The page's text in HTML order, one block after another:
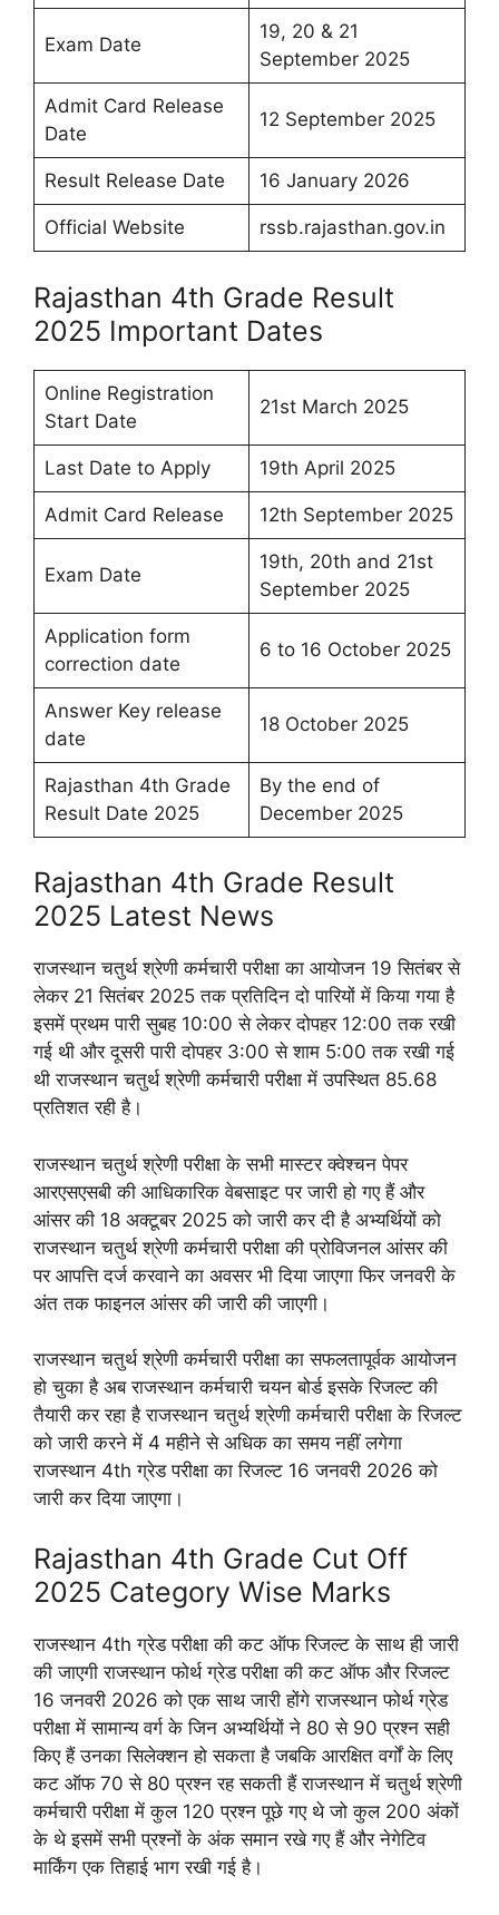
Exam Date
19, 20 & 21
September 2025
Admit Card Release
Date
12 September 2025
Result Release Date 16 January 2026
Official Website rssb.rajasthan.gov.in
Rajasthan 4th Grade Result
2025 Important Dates
Online Registration
Start Date
21st March 2025
Last Date to Apply 19th April 2025
Admit Card Release 12th September 2025
Exam Date
19th, 20th and 21st
September 2025
Application form
correction date
6 to 16 October 2025
Answer Key release
date
18 October 2025
Rajasthan 4th Grade
Result Date 2025
By the end of
December 2025
Rajasthan 4th Grade Result
2025 Latest News
राजस्थान चतुर्थ श्रेणी कर्मचारी परीक्षा का आयोजन 19 सितंबर से
लेकर 21 सितंबर 2025 तक प्रतिदिन दो पारियों में किया गया है
इसमें प्रथम पारी सुबह 10:00 से लेकर दोपहर 12:00 तक रखी
गई थी और दूसरी पारी दोपहर 3:00 से शाम 5:00 तक रखी गई
थी राजस्थान चतुर्थ श्रेणी कर्मचारी परीक्षा में उपस्थित 85.68
प्रतिशत रही है।
राजस्थान चतुर्थ श्रेणी परीक्षा के सभी मास्टर क्वेश्चन पेपर
आरएसएसबी की आधिकारिक वेबसाइट पर जारी हो गए हैं और
आंसर की 18 अक्टूबर 2025 को जारी कर दी है अभ्यर्थियों को
राजस्थान चतुर्थ श्रेणी कर्मचारी परीक्षा की प्रोविजनल आंसर की
पर आपत्ति दर्ज करवाने का अवसर भी दिया जाएगा फिर जनवरी के
अंत तक फाइनल आंसर की जारी की जाएगी।
राजस्थान चतुर्थ श्रेणी कर्मचारी परीक्षा का सफलतापूर्वक आयोजन
हो चुका है अब राजस्थान कर्मचारी चयन बोर्ड इसके रिजल्ट की
तैयारी कर रहा है राजस्थान चतुर्थ श्रेणी कर्मचारी परीक्षा के रिजल्ट
को जारी करने में 4 महीने से अधिक का समय नहीं लगेगा
राजस्थान 4th ग्रेड परीक्षा का रिजल्ट 16 जनवरी 2026 को
जारी कर दिया जाएगा।
Rajasthan 4th Grade Cut Off
2025 Category Wise Marks
राजस्थान 4th ग्रेड परीक्षा की कट ऑफ रिजल्ट के साथ ही जारी
की जाएगी राजस्थान फोर्थ ग्रेड परीक्षा की कट ऑफ और रिजल्ट
16 जनवरी 2026 को एक साथ जारी होंगे राजस्थान फोर्थ ग्रेड
परीक्षा में सामान्य वर्ग के जिन अभ्यर्थियों ने 80 से 90 प्रश्न सही
किए हैं उनका सिलेक्शन हो सकता है जबकि आरक्षित वर्गों के लिए
कट ऑफ 70 से 80 प्रश्न रह सकती हैं राजस्थान में चतुर्थ श्रेणी
कर्मचारी परीक्षा में कुल 120 प्रश्न पूछे गए थे जो कुल 200 अंकों
के थे इसमें सभी प्रश्नों के अंक समान रखे गए हैं और नेगेटिव
मार्किंग एक तिहाई भाग रखी गई है।